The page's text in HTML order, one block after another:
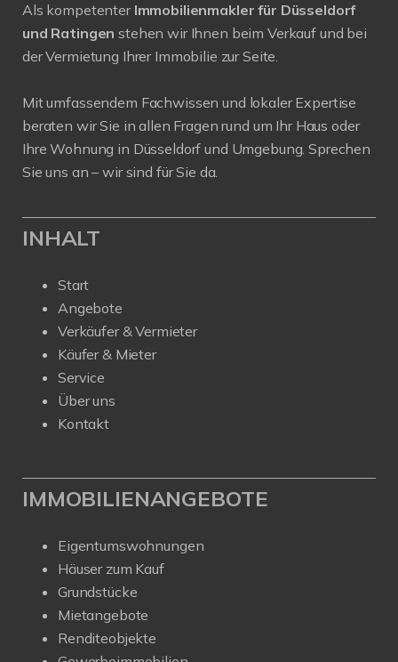
Als kompetenter Immobilienmakler für Düsseldorf
und Ratingen stehen wir Ihnen beim Verkauf und bei
der Vermietung Ihrer Immobilie zur Seite.
Mit umfassendem Fachwissen und lokaler Expertise
beraten wir Sie in allen Fragen rund um Ihr Haus oder
Ihre Wohnung in Düsseldorf und Umgebung. Sprechen
Sie uns an – wir sind für Sie da.
INHALT
Start
Angebote
Verkäufer & Vermieter
Käufer & Mieter
Service
Über uns
Kontakt
IMMOBILIENANGEBOTE
Eigentumswohnungen
Häuser zum Kauf
Grundstücke
Mietangebote
Renditeobjekte